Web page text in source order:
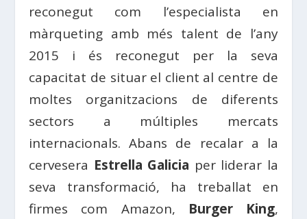
reconegut com l’especialista en
màrqueting amb més talent de l’any
2015 i és reconegut per la seva
capacitat de situar el client al centre de
moltes organitzacions de diferents
sectors a múltiples mercats
internacionals. Abans de recalar a la
cervesera Estrella Galicia per liderar la
seva transformació, ha treballat en
firmes com Amazon, Burger King,